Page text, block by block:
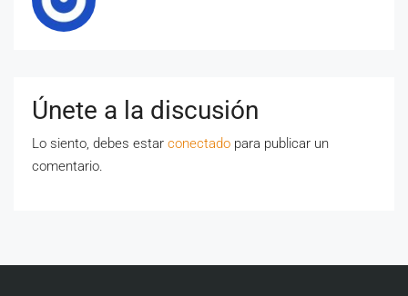
Únete a la discusión
Lo siento, debes estar conectado para publicar un
comentario.